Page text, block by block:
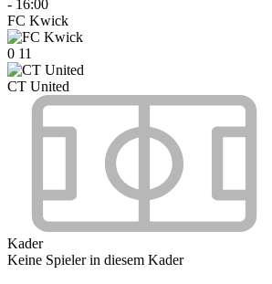
- 16:00
FC Kwick
0 11
CT United
Kader
Keine Spieler in diesem Kader